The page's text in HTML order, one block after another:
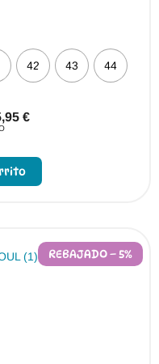
42 43 44
€
se
pueden
elegir
REBAJADO – 5%